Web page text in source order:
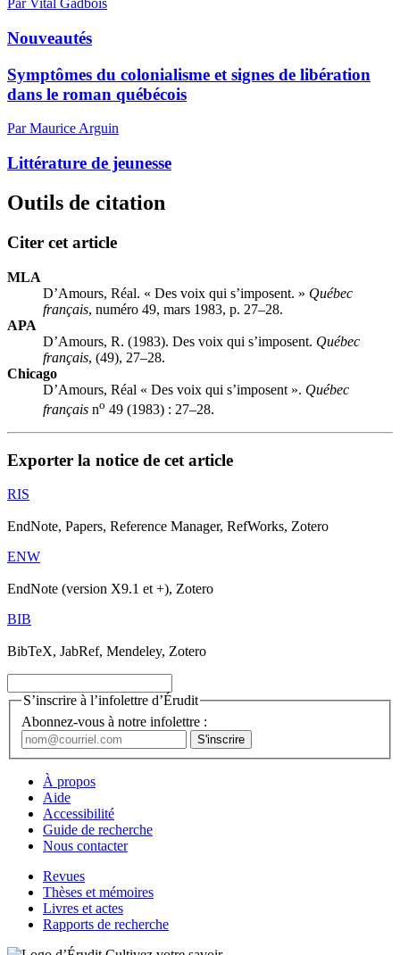
Par Vital Gadbois
Nouveautés
Symptômes du colonialisme et signes de libération
dans le roman québécois
Par Maurice Arguin
Littérature de jeunesse
Outils de citation
Citer cet article
MLA
D’Amours, Réal. « Des voix qui s’imposent. » Québec
français, numéro 49, mars 1983, p. 27–28.
APA
D’Amours, R. (1983). Des voix qui s’imposent. Québec
français, (49), 27–28.
Chicago
D’Amours, Réal « Des voix qui s’imposent ». Québec
français no 49 (1983) : 27–28.
Exporter la notice de cet article
RIS
EndNote, Papers, Reference Manager, RefWorks, Zotero
ENW
EndNote (version X9.1 et +), Zotero
BIB
BibTeX, JabRef, Mendeley, Zotero
S’inscrire à l’infolettre d’Érudit
Abonnez-vous à notre infolettre :
À propos
Aide
Accessibilité
Guide de recherche
Nous contacter
Revues
Thèses et mémoires
Livres et actes
Rapports de recherche